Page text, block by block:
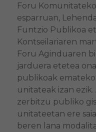
Foru
esparruan,
Funtzio Publikoa
Kontseilariaren
Foru Aginduaren
jarduera etetea
publikoak
unitateak izan
zerbitzu publiko
unitateetan ere
beren lana